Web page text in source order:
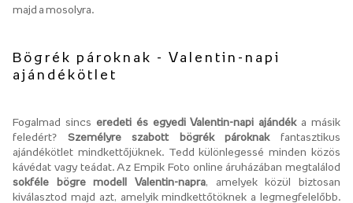
majd a mosolyra.
Bögrék pároknak - Valentin-napi
ajándékötlet
Fogalmad sincs eredeti és egyedi Valentin-napi ajándéka másik
feledért? Személyre szabott bögrék pároknakfantasztikus
ajándékötlet mindkettőjüknek. Tedd különlegessé minden közös
kávédat vagy teádat. Az Empik Foto online áruházában megtalálod
sokféle bögre modell Valentin-napra, amelyek közül biztosan
kiválasztod majd azt, amelyik mindkettőtöknek a legmegfelelőbb.